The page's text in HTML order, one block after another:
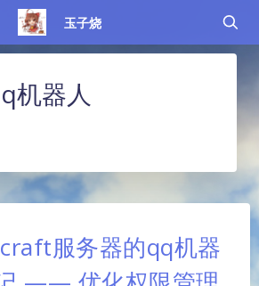
玉子烧
机器人
服务器的qq机器